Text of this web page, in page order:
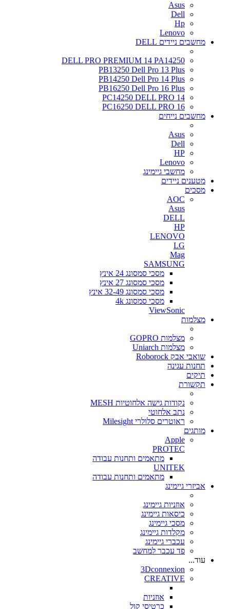
Asus
Dell
Hp
Lenovo
מחשבים ניידים DELL
DELL PRO PREMIUM 14 PA14250
PB13250 Dell Pro 13 Plus
PB14250 Dell Pro 14 Plus
PB16250 Dell Pro 16 Plus
PC14250 DELL PRO 14
PC16250 DELL PRO 16
מחשבים נייחים
Asus
Dell
HP
Lenovo
מחשבי גיימינג
מטענים ניידים
מסכים
AOC
Asus
DELL
HP
LENOVO
LG
Mag
SAMSUNG
מסכי סמסונג 24 אינץ
מסכי סמסונג 27 אינץ
מסכי סמסונג 32-49 אינץ
מסכי סמסונג 4k
ViewSonic
מצלמות
מצלמות GOPRO
מצלמות Uniarch
שואבי אבק Roborock
תחנות עגינה
תיקים
תקשורת
נקודות גישה אלחוטיות MESH
נתב אלחוטי
ראוטרים סלולרי Milesight
מותגים
Apple
PROTEC
מתאמים ותחנות עבודה
UNITEK
מתאמים ותחנות עבודה
אביזרי גיימינג
אוזניות גיימינג
כיסאות גיימינג
מסכי גיימינג
מקלדות גיימינג
עכברי גיימינג
פד עכבר למחשב
עוד...
3Dconnexion
CREATIVE
אוזניות
כרטיסי קול